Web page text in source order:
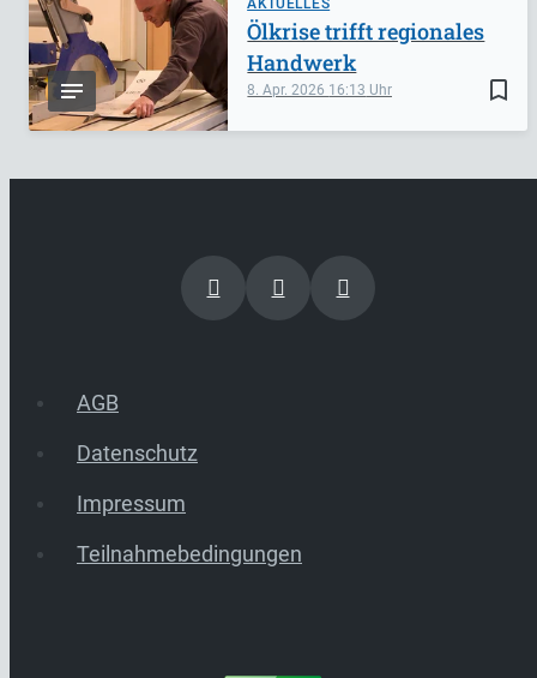
bookmark_border
8. Apr. 2026 16:13
Ölkrise trifft regionales
Handwerk
AGB
Datenschutz
Impressum
Teilnahmebedingungen